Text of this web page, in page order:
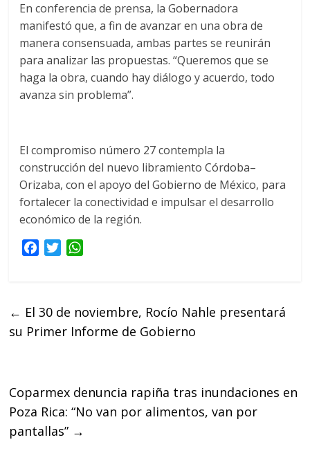
En conferencia de prensa, la Gobernadora
manifestó que, a fin de avanzar en una obra de
manera consensuada, ambas partes se reunirán
para analizar las propuestas. “Queremos que se
haga la obra, cuando hay diálogo y acuerdo, todo
avanza sin problema”.
El compromiso número 27 contempla la
construcción del nuevo libramiento Córdoba–
Orizaba, con el apoyo del Gobierno de México, para
fortalecer la conectividad e impulsar el desarrollo
económico de la región.
b
o
T
t
e
s
A
← El 30 de noviembre, Rocío Nahle presentará
su Primer Informe de Gobierno
Coparmex denuncia rapiña tras inundaciones en
Poza Rica: “No van por alimentos, van por
pantallas” →